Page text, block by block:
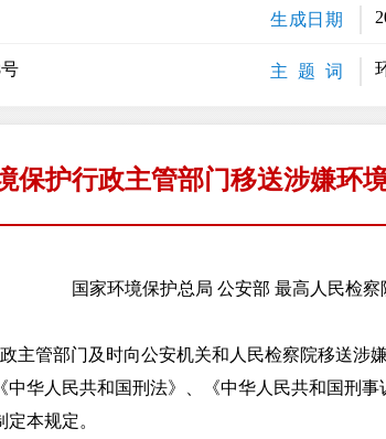
生成日期
主 题 词
保护行政主管部门移送涉嫌环
国家环境保护总局 公安部 最高人民检察
管部门及时向公安机关和人民检察院移送涉
中华人民共和国刑法》、《中华人民共和国刑
本规定。